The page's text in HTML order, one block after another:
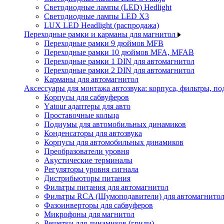
Светодиодные лампы (LED) Hedlight
Светодиодные лампы LED X3
LUX LED Headlight (распродажа)
Переходные рамки и карманы для магнитол
Переходные рамки 9 дюймов MFB
Переходные рамки 10 дюймов MFA, MFAB
Переходные рамки 1 DIN для автомагнитол
Переходные рамки 2 DIN для автомагнитол
Карманы для автомагнитол
Аксессуары для монтажа автозвука: корпуса, фильтры,
Корпусы для сабвуферов
Yаtour адаптеры для авто
Проставочные кольца
Подиумы для автомобильных динамиков
Конденсаторы для автозвука
Корпусы для автомобильных динамиков
Преобразователи уровня
Акустические терминалы
Регуляторы уровня сигнала
Дистрибьюторы питания
Фильтры питания для автомагнитол
Фильтры RCA (Шумоподавители) для автомагнитол
Фазоинверторы для сабвуферов
Микрофоны для магнитол